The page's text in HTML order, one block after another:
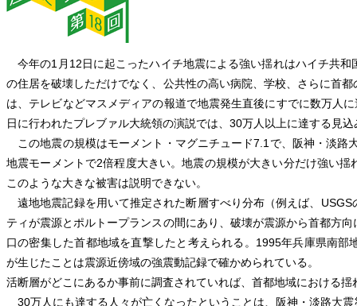
今年の1月12日に起こったハイチ地震による強い揺れはハイチ共
の住居を破壊しただけでなく、公共性の高い病院、学校、さらに首
は、テレビなどマスメディアの報道で地震発生直後にすでに数万人
日に行われたプレブァル大統領の演説では、30万人以上に達する見
この地震の規模はモーメント・マグニチュード7.1で、阪神・淡路
地震モーメントで2倍程度大きい。地震の規模が大きい分だけ強い
このような大きな被害は説明できない。
遠地地震記録を用いて推定された断層すべり分布（例えば、
ティが震源とポルトープランスの間にあり、破壊が震源から首都方
口の密集した首都地域を直撃したと考えられる。1995年兵庫県南
が生じたことは震源近傍域の強震動記録で確かめられている。
活断層がどこにあるか事前に調査されていれば、首都地域における
30万人にも達する人々が亡くなったということは、阪神・淡路大